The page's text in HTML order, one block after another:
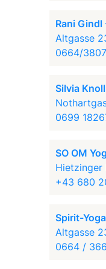
Rani
Altgasse
0664/
Silvia
0699
SO OM
Hietzinger
+43 680
Spirit-Yoga
Altgasse
0664 /